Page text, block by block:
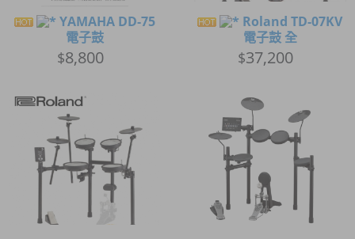
YAMAHA DD-75
電子鼓
$8,800
Roland TD-07KV
電子鼓 全
$37,200